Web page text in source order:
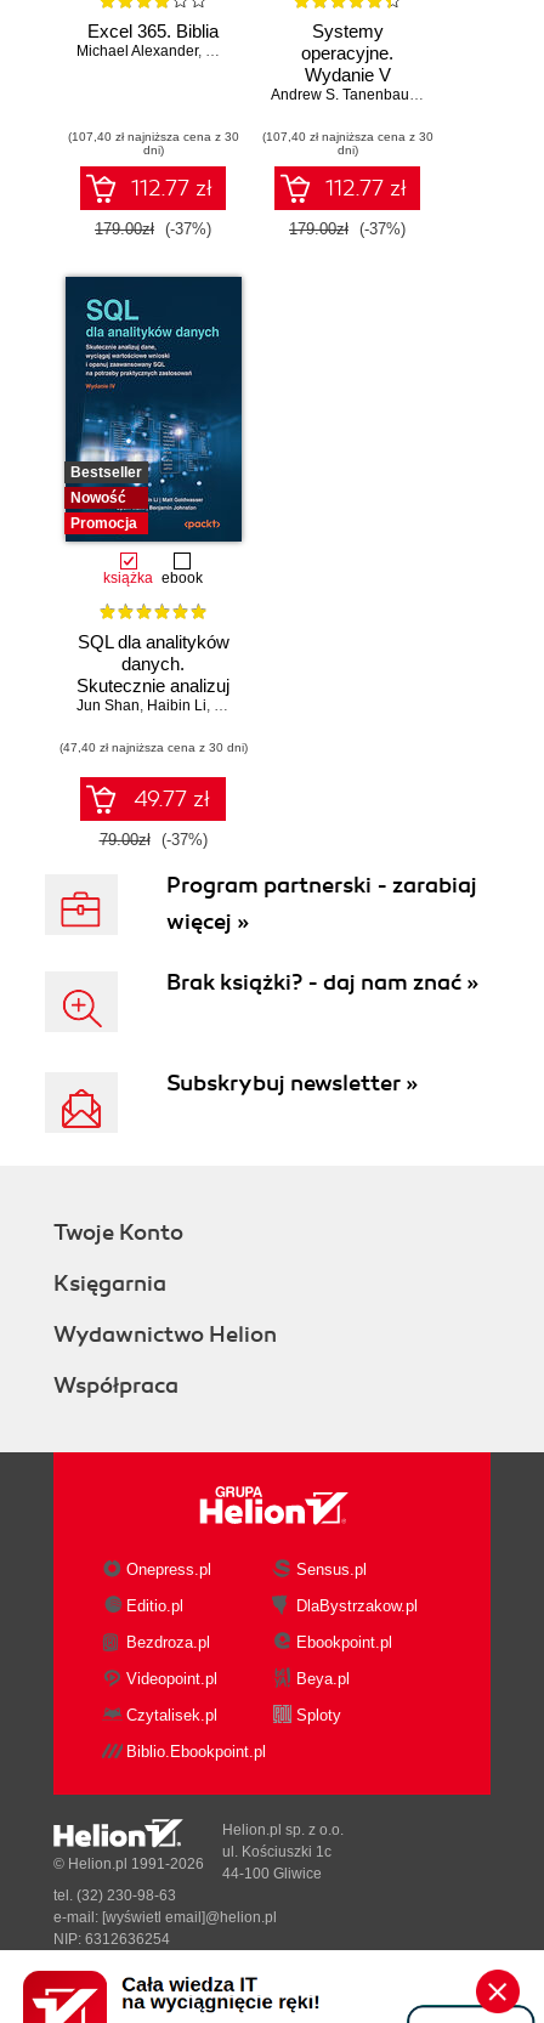
Excel 365. Biblia
Michael Alexander, Dick Kusleika
(107,40 zł najniższa cena z 30
dni)
112.77 zł
179.00zł (-37%)
Systemy
operacyjne.
Wydanie V
Andrew S. Tanenbaum,
(107,40 zł najniższa cena z 30
dni)
112.77 zł
179.00zł (-37%)
Bestseller
Nowość
Promocja
książka ebook
SQL dla analityków
danych.
Skutecznie analizuj
dane, wyciągaj
wnioski i opanuj
zaawansowany
SQL na potrzeby
praktycznych
zastosowań.
Jun Shan, Haibin Li, Matt Goldwasser
(47,40 zł najniższa cena z 30 dni)
49.77 zł
79.00zł (-37%)
Program partnerski - zarabiaj
więcej »
Brak książki? - daj nam znać »
Subskrybuj newsletter »
Twoje Konto
Księgarnia
Wydawnictwo Helion
Współpraca
Onepress.pl
Sensus.pl
Editio.pl
DlaBystrzakow.pl
Bezdroza.pl
Ebookpoint.pl
Videopoint.pl
Beya.pl
Czytalisek.pl
Sploty
Biblio.Ebookpoint.pl
Designed with ♥ byTonik.pl
© Helion.pl 1991-2026
Helion.pl sp. z o.o.
ul. Kościuszki 1c
44-100 Gliwice
tel. (32) 230-98-63
e-mail: [wyświetl email]@helion.pl
NIP: 6312636254